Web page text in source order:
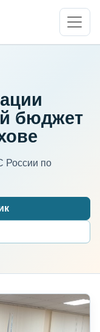
бюджет
России по